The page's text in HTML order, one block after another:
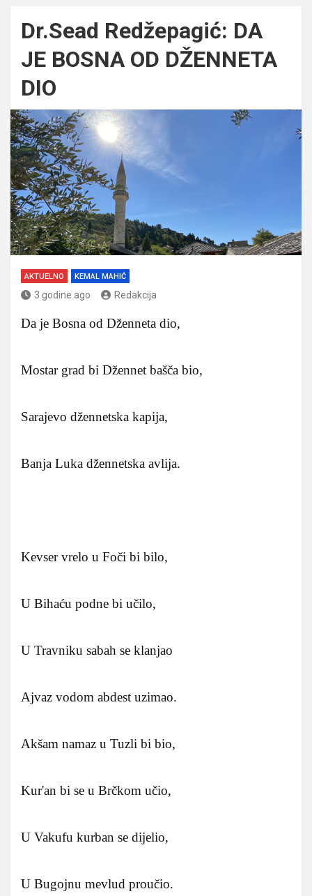
Dr.Sead Redžepagić: DA
JE BOSNA OD DŽENNETA
DIO
AKTUELNO KEMAL MAHIĆ
3 godine ago Redakcija
Da je Bosna od Dženneta dio,
Mostar grad bi Džennet bašča bio,
Sarajevo džennetska kapija,
Banja Luka džennetska avlija.
Kevser vrelo u Foči bi bilo,
U Bihaću podne bi učilo,
U Travniku sabah se klanjao
Ajvaz vodom abdest uzimao.
Akšam namaz u Tuzli bi bio,
Kur'an bi se u Brčkom učio,
U Vakufu kurban se dijelio,
U Bugojnu mevlud proučio.